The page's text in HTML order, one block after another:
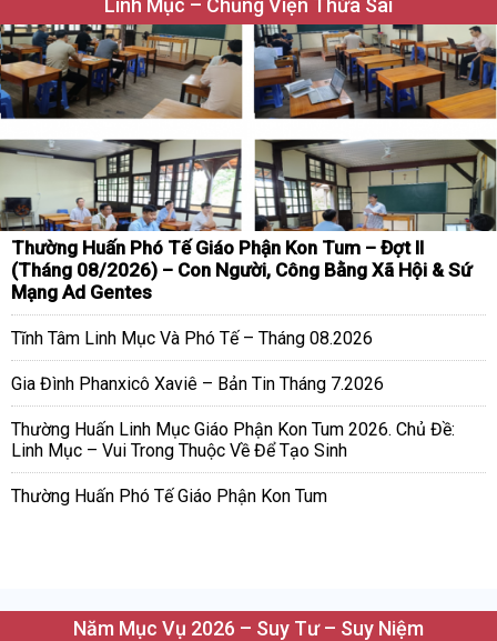
Linh Mục – Chủng Viện Thừa Sai
Thường Huấn Phó Tế Giáo Phận Kon Tum – Đợt II
(Tháng 08/2026) – Con Người, Công Bằng Xã Hội & Sứ
Mạng Ad Gentes
Tĩnh Tâm Linh Mục Và Phó Tế – Tháng 08.2026
Gia Đình Phanxicô Xaviê – Bản Tin Tháng 7.2026
Thường Huấn Linh Mục Giáo Phận Kon Tum 2026. Chủ Đề:
Linh Mục – Vui Trong Thuộc Về Để Tạo Sinh
Thường Huấn Phó Tế Giáo Phận Kon Tum
Năm Mục Vụ 2026 – Suy Tư – Suy Niệm